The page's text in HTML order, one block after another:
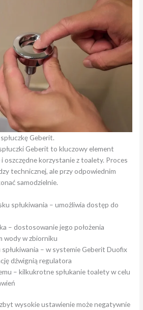
Geberit.
Geberit to kluczowy element
oszczędne korzystanie z toalety. Proces
technicznej, ale przy odpowiednim
samodzielnie.
spłukiwania – umożliwia dostęp do
– dostosowanie jego położenia
wody w zbiorniku
spłukiwania – w systemie Geberit Duofix
dźwignią regulatora
– kilkukrotne spłukanie toalety w celu
wysokie ustawienie może negatywnie